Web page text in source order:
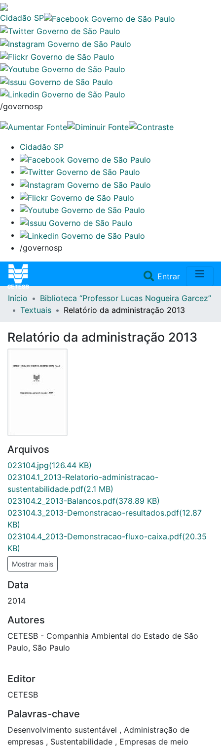
Cidadão SP
/governosp
Cidadão SP
/governosp
Entrar(current)
Home
Coleções
Doações/Aquisições
Início
Biblioteca “Professor Lucas Nogueira Garcez”
Textuais
Relatório da administração 2013
Relatório da administração 2013
Arquivos
023104.jpg(126.44 KB)
023104.1_2013-Relatorio-administracao-
sustentabilidade.pdf(2.1 MB)
023104.2_2013-Balancos.pdf(378.89 KB)
023104.3_2013-Demonstracao-resultados.pdf(12.87
KB)
023104.4_2013-Demonstracao-fluxo-caixa.pdf(20.35
KB)
Mostrar mais
Data
2014
Autores
CETESB - Companhia Ambiental do Estado de São
Paulo, São Paulo
Editor
CETESB
Palavras-chave
Desenvolvimento sustentável , Administração de
empresas , Sustentabilidade , Empresas de meio